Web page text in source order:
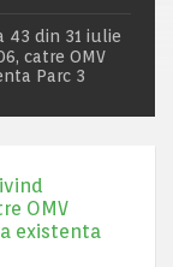
43 din 31 iulie
catre OMV
Parc 3
OMV
existenta